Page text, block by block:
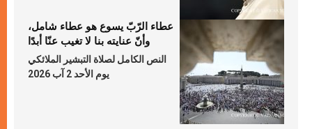
عطاء الرّبّ يسوع هو عطاء شامل،
وأنّ عنايته بنا لا تغيب عنّا أبدًا
النص الكامل لصلاة التبشير الملائكي
يوم الأحد 2 آب 2026